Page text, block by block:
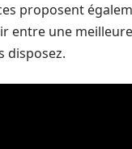
proposent
entre une
disposez.